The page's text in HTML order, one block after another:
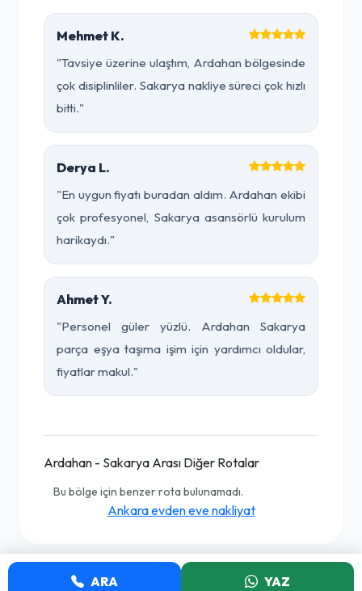
Mehmet K.
"Tavsiye üzerine ulaştım, Ardahan bölgesinde
çok disiplinliler. Sakarya nakliye süreci çok hızlı
bitti."
Derya L.
"En uygun fiyatı buradan aldım. Ardahan ekibi
çok profesyonel, Sakarya asansörlü kurulum
harikaydı."
Ahmet Y.
"Personel güler yüzlü. Ardahan Sakarya
parça eşya taşıma işim için yardımcı oldular,
fiyatlar makul."
Ardahan - Sakarya Arası Diğer Rotalar
Bu bölge için benzer rota bulunamadı.
Ankara evden eve nakliyat
ARA YAZ